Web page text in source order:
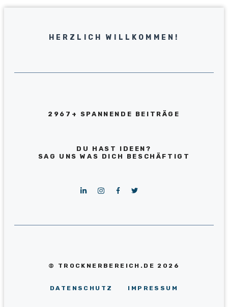
HERZLICH WILLKOMMEN!
2967+ SPANNENDE BEITRÄGE
DU HAST IDEEN?
SAG UNS WAS DICH BESCHÄFTIGT
© TROCKNERBEREICH.DE 2026
DATENSCHUTZ IMPRESSUM